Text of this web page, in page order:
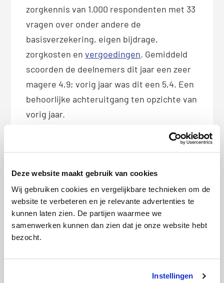
Deze website maakt gebruik van cookies
Wij gebruiken cookies en vergelijkbare technieken om de
website te verbeteren en je relevante advertenties te
kunnen laten zien. De partijen waarmee we
samenwerken kunnen dan zien dat je onze website hebt
bezocht.
Instellingen
zorgkennis van 1.000 respondenten met 33
vragen over onder andere de
basisverzekering, eigen bijdrage,
zorgkosten envergoedingen. Gemiddeld
scoorden de deelnemers dit jaar een zeer
magere 4,9; vorig jaar was dit een 5,4. Een
behoorlijke achteruitgang ten opzichte van
vorig jaar.
Verwarring: eigen risico vs. eigen
bijdrage
Ook heteigen risicoblijft voor velen
onduidelijk: zo weet 44% niet dat het
eigen risico alleen voor zorg uit de
basisverzekering geldt. Slechts 28% weet
dat het niet geldt voor kraamzorg. Verder
medische kosten naast het eigen risico
moet betalen. Over